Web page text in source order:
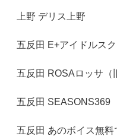
上野 デリス上野
五反田 E+アイドルス
五反田 ROSAロッサ（
五反田 SEASONS369
五反田 あのボイス無